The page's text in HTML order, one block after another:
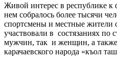
Живой интерес в республике
нем собралось более тысячи
спортсмены и местные жители
участвовали в состязаниях по
мужчин, так и женщин, а
карачаевского народа «къол